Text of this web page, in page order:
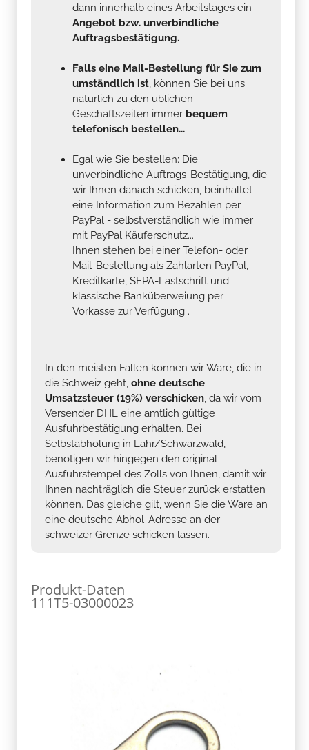
dann innerhalb eines Arbeitstages ein
Angebot bzw. unverbindliche
Auftragsbestätigung.
Falls eine Mail-Bestellung für Sie zum
umständlich ist, können Sie bei uns
natürlich zu den üblichen
Geschäftszeiten immer bequem
telefonisch bestellen...
Egal wie Sie bestellen: Die
unverbindliche Auftrags-Bestätigung, die
wir Ihnen danach schicken, beinhaltet
eine Information zum Bezahlen per
PayPal - selbstverständlich wie immer
mit PayPal Käuferschutz...
Ihnen stehen bei einer Telefon- oder
Mail-Bestellung als Zahlarten PayPal,
Kreditkarte, SEPA-Lastschrift und
klassische Banküberweiung per
Vorkasse zur Verfügung .
In den meisten Fällen können wir Ware, die in
die Schweiz geht, ohne deutsche
Umsatzsteuer (19%) verschicken, da wir vom
Versender DHL eine amtlich gültige
Ausfuhrbestätigung erhalten. Bei
Selbstabholung in Lahr/Schwarzwald,
benötigen wir hingegen den original
Ausfuhrstempel des Zolls von Ihnen, damit wir
Ihnen nachträglich die Steuer zurück erstatten
können. Das gleiche gilt, wenn Sie die Ware an
eine deutsche Abhol-Adresse an der
schweizer Grenze schicken lassen.
Produkt-Daten
111T5-03000023